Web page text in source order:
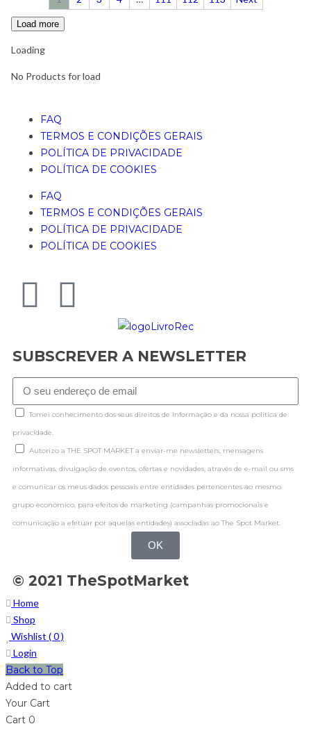
Load more
Loading
No Products for load
FAQ
TERMOS E CONDIÇÕES GERAIS
POLÍTICA DE PRIVACIDADE
POLÍTICA DE COOKIES
FAQ
TERMOS E CONDIÇÕES GERAIS
POLÍTICA DE PRIVACIDADE
POLÍTICA DE COOKIES
SUBSCREVER A NEWSLETTER
Tomei conhecimento dos seus direitos de informação e da nossa politica de
privacidade.
Autorizo a THE SPOT MARKET a enviar-me newsletters, mensagens
informativas, divulgação de eventos, ofertas e novidades, através de e-mail ou sms
e comunicar os meus dados pessoais entre entidades pertencentes ao mesmo
grupo económico, para efeitos de marketing (campanhas promocionais e
comunicação a efetuar por aquelas entidades) associadas ao The Spot Market.
OK
© 2021 TheSpotMarket
Home
Shop
Wishlist (0)
Login
Back to Top
Added to cart
Your Cart
Cart 0